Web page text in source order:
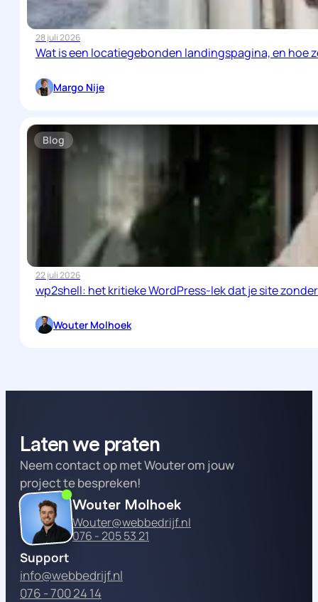
28 juli 2026
Wat is een locatiegebonden landingspagina, en hoe
Margo Nije
Blog
22 juli 2026
wp2shell: het kritieke WordPress-lek dat je site
Wouter Molhoek
Laten we praten
Neem contact op met Wouter om jouw
project te bespreken!
Wouter Molhoek
Wouter@webbedrijf.nl
076 - 205 53 21
Support
info@webbedrijf.nl
076 - 700 24 14